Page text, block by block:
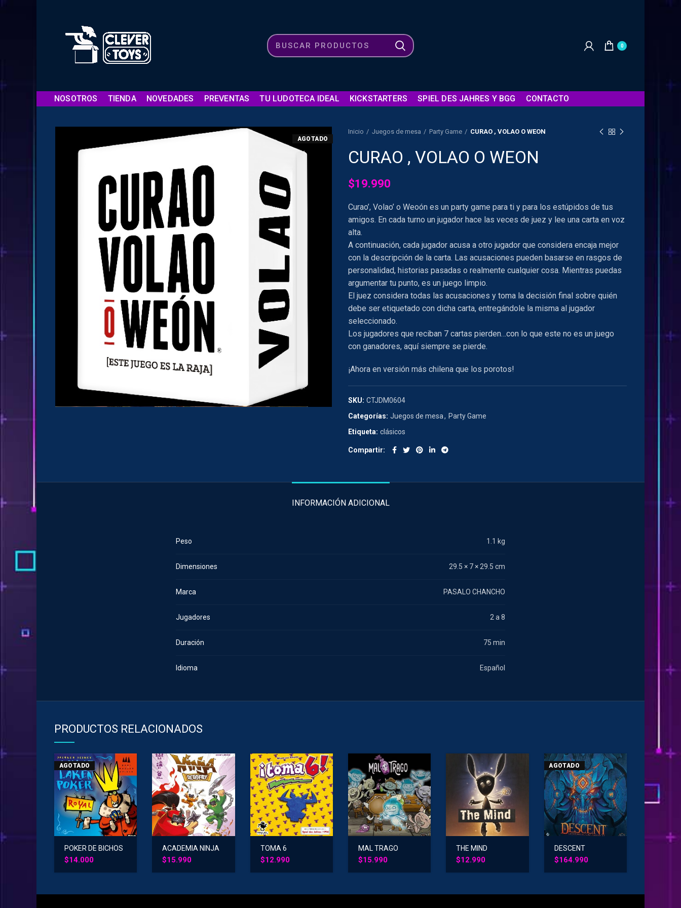
0
NOSOTROS TIENDA NOVEDADES PREVENTAS TU LUDOTECA IDEAL KICKSTARTERS SPIEL DES JAHRES Y BGG CONTACTO
AGOTADO
Inicio Juegos de mesa Party Game CURAO , VOLAO O WEON
CURAO , VOLAO O WEON
$19.990
Curao’, Volao’ o Weoón es un party game para ti y para los estúpidos de tus
amigos. En cada turno un jugador hace las veces de juez y lee una carta en voz
alta.
A continuación, cada jugador acusa a otro jugador que considera encaja mejor
con la descripción de la carta. Las acusaciones pueden basarse en rasgos de
personalidad, historias pasadas o realmente cualquier cosa. Mientras puedas
argumentar tu punto, es un juego limpio.
El juez considera todas las acusaciones y toma la decisión final sobre quién
debe ser etiquetado con dicha carta, entregándole la misma al jugador
seleccionado.
Los jugadores que reciban 7 cartas pierden…con lo que este no es un juego
con ganadores, aquí siempre se pierde.
¡Ahora en versión más chilena que los porotos!
SKU: CTJDM0604
Categorías: Juegos de mesa, Party Game
Etiqueta: clásicos
Compartir
INFORMACIÓN ADICIONAL
Peso 1.1 kg
Dimensiones 29.5 × 7 × 29.5 cm
Marca PASALO CHANCHO
Jugadores 2 a 8
Duración 75 min
Idioma Español
PRODUCTOS RELACIONADOS
AGOTADO
POKER DE BICHOS
REAL
$14.000
ACADEMIA NINJA
$15.990
TOMA 6
$12.990
MAL TRAGO
$15.990
THE MIND
$12.990
AGOTADO
DESCENT
Leyendas de
$164.990